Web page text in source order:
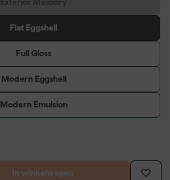
Flat Eggshell
Full Gloss
Modern Eggshell
Modern Emulsion
In winkelwagen